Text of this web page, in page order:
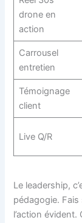
drone en
action
Carrousel
entretien
Témoignage
client
Live Q/R
Le leadership,
pédagogie.
l’action évident.